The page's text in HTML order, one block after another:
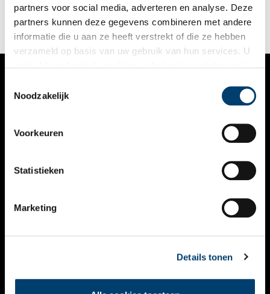
partners voor social media, adverteren en analyse. Deze
partners kunnen deze gegevens combineren met andere
informatie die u aan ze heeft verstrekt of die ze hebben
verzameld op basis van uw gebruik van hun services. U
Noodzakelijk
Voorkeuren
Statistieken
Marketing
Details tonen
VERHALEN
KALENDER
THEMA’S
VIDEO’S
CONTACT